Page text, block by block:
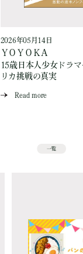
2026年05月14日
ＹＯＹＯＫＡ
15歳日本人少女ドラ
リカ挑戦の真実
Read more
一覧